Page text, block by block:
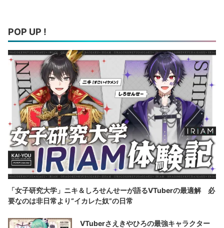
POP UP !
「女子研究大学」ニキ＆しろせんせーが語るVTuberの最適解 必
要なのは非日常より“イカレた奴”の日常
VTuberさえきやひろの最強キャラクター